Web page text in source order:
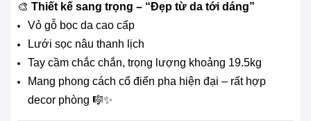
🎨 Thiết kế sang trọng – “Đẹp từ da tới dáng”
Vỏ gỗ bọc da cao cấp
Lưới sọc nâu thanh lịch
Tay cầm chắc chắn, trọng lượng khoảng 19.5kg
Mang phong cách cổ điển pha hiện đại – rất hợp
decor phòng 🎼✨